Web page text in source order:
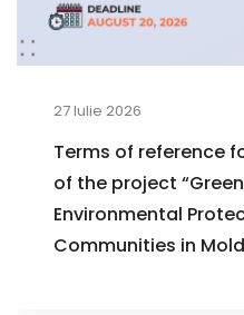
23 Iulie 2026
Seminar pentru
toate regiunile țării:
contravenționale și
verbale în domeniul